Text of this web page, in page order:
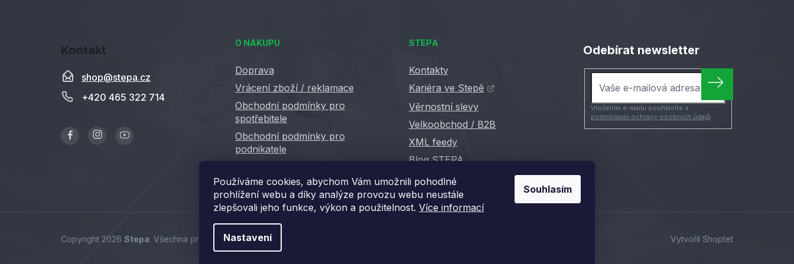
Používáme cookies, abychom Vám umožnili pohodlné
prohlížení webu a díky analýze provozu webu neustále
zlepšovali jeho funkce, výkon a použitelnost. Více informací
Nastavení
Souhlasím
Kontakt
shop@stepa.cz
+420 465 322 714
O NÁKUPU
Doprava
Vrácení zboží / reklamace
Obchodní podmínky pro
spotřebitele
Obchodní podmínky pro
podnikatele
STEPA
Kontakty
Kariéra ve Stepě
Věrnostní slevy
Velkoobchod / B2B
XML feedy
Blog STEPA
Odebírat newsletter
Vložením e-mailu souhlasíte s
podmínkami ochrany osobních údajů
Vytvořil Shoptet
Copyright 2026 Stepa. Všechna práva vyhrazena.